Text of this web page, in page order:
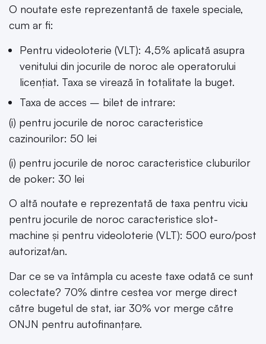
O noutate este reprezentantă de taxele speciale,
cum ar fi:
Pentru videoloterie (VLT): 4,5% aplicată asupra
venitului din jocurile de noroc ale operatorului
licențiat. Taxa se virează în totalitate la buget.
Taxa de acces – bilet de intrare:
(i) pentru jocurile de noroc caracteristice
cazinourilor: 50 lei
(i) pentru jocurile de noroc caracteristice cluburilor
de poker: 30 lei
O altă noutate e reprezentată de taxa pentru viciu
pentru jocurile de noroc caracteristice slot-
machine şi pentru videoloterie (VLT): 500 euro/post
autorizat/an.
Dar ce se va întâmpla cu aceste taxe odată ce sunt
colectate? 70% dintre cestea vor merge direct
către bugetul de stat, iar 30% vor merge către
ONJN pentru autofinanțare.